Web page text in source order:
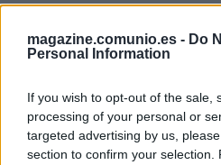
magazine.comunio.es - Do
Personal Information
If you wish to opt-out of the sale,
processing of your personal or
targeted advertising by us,
section to confirm your selection.
Girona
Faltas directas: Tsygankov.
Jugadas de estrategia :